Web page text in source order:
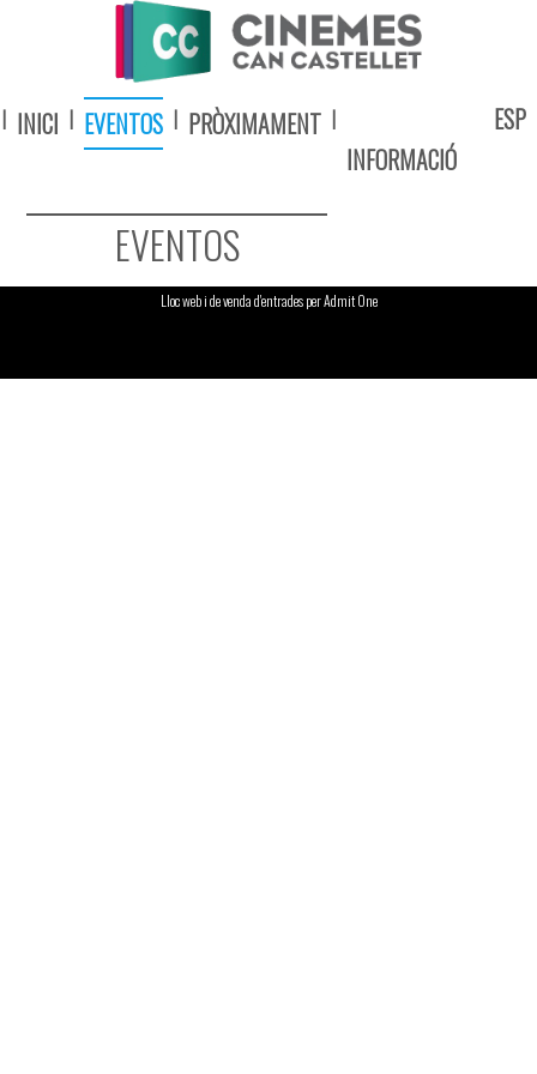
| INICI | EVENTOS | PRÒXIMAMENT |
INFORMACIÓ
ESP
EVENTOS
Lloc web i de venda d'entrades per Admit One